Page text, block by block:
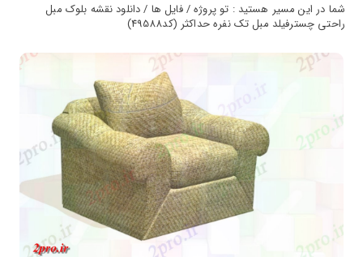
شما در این مسیر هستید : تو پروژه / فایل ها / دانلود نقشه بلوک مبل
راحتی چسترفیلد مبل تک نفره حداکثر (کد49588)